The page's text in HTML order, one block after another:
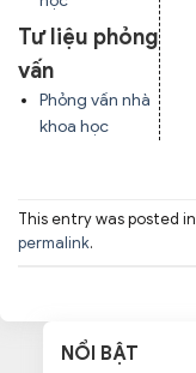
Tư liệu phỏng
vấn
Phỏng vấn nhà
khoa học
This entry was posted in
permalink.
NỔI BẬT